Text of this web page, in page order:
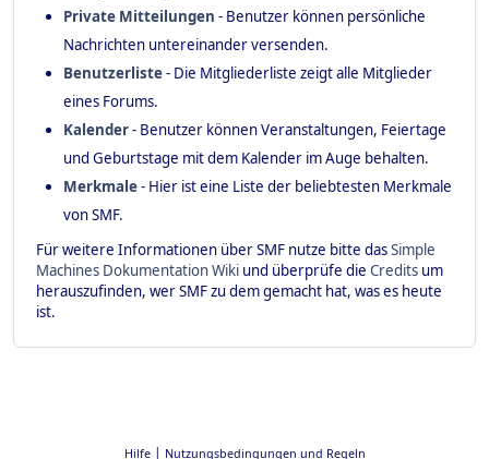
Private Mitteilungen - Benutzer können persönliche
Nachrichten untereinander versenden.
Benutzerliste- Die Mitgliederliste zeigt alle Mitglieder
eines Forums.
Kalender- Benutzer können Veranstaltungen, Feiertage
und Geburtstage mit dem Kalender im Auge behalten.
Merkmale- Hier ist eine Liste der beliebtesten Merkmale
von SMF.
Für weitere Informationen über SMF nutze bitte dasSimple
Machines Dokumentation Wiki und überprüfe die Credits um
herauszufinden, wer SMF zu dem gemacht hat, was es heute
ist.
Hilfe| Nutzungsbedingungen und Regeln